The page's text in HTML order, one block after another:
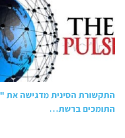
התקשורת הסינית מדגישה את
התומכים ברשת…